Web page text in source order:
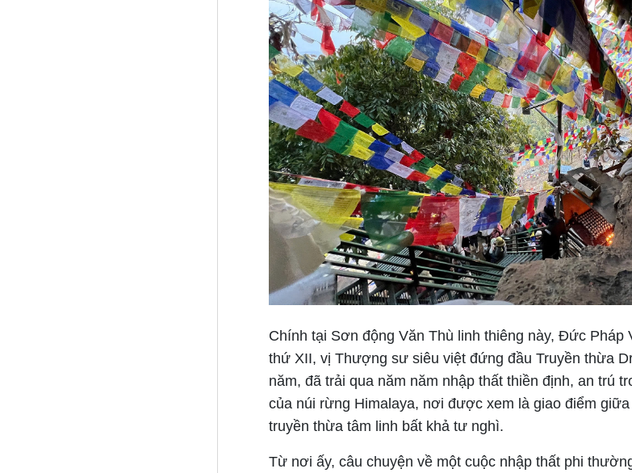
Chính tại Sơn động Văn Thù linh thiêng này, Đức
thứ XII, vị Thượng sư siêu việt đứng đầu Truyền thừa
năm, đã trải qua năm năm nhập thất thiền định, an trú
của núi rừng Himalaya, nơi được xem là giao điểm
truyền thừa tâm linh bất khả tư nghì.
Từ nơi ấy, câu chuyện về một cuộc nhập thất phi